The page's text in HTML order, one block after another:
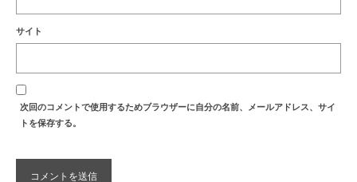
サイト
次回のコメントで使用するためブラウザーに自分の名前、メールアドレス、サイ
トを保存する。